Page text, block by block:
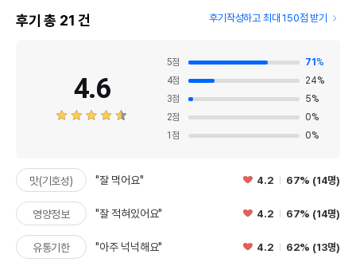
후기 총 21 건 후기작성하고 최대 150점 받기
4.6
5점 71 %
4점 24%
3점 5%
2점 0%
1 점 0%
맛(기호성) "잘 먹어요" 4.2 67% (14명)
영양정보 "잘 적혀있어요" 4.2 67% (14명)
유통기한 "아주 넉넉해요" 4.2 62% (13명)